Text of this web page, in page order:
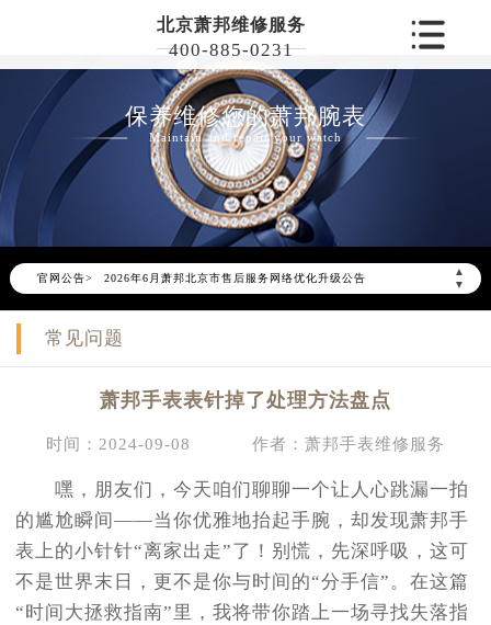
北京萧邦维修服务
400-885-0231
保养维修您的萧邦腕表
Maintain and repair your watch
官网公告>
▲
▼
2026年6月萧邦北京市售后服务网络优化升级公告
2026年6月北京市萧邦官方售后客户服务热线：400-885-0231
2026年6月萧邦售后服务中心最新网点地址：
节假日正常营业！
常见问题
萧邦手表表针掉了处理方法盘点
时间：2024-09-08 作者：萧邦手表维修服务
嘿，朋友们，今天咱们聊聊一个让人心跳漏一拍
的尴尬瞬间——当你优雅地抬起手腕，却发现萧邦手
表上的小针针“离家出走”了！别慌，先深呼吸，这可
不是世界末日，更不是你与时间的“分手信”。在这篇
“时间大拯救指南”里，我将带你踏上一场寻找失落指